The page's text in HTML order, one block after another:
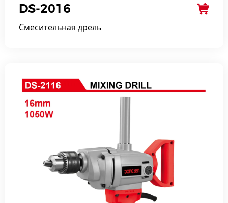
DS-2016
Смесительная дрель